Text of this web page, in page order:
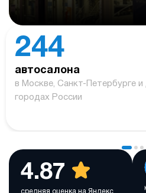
244
автосалона
в Москве, Санкт-Петербурге и
городах России
4.87
средняя оценка на Яндекс